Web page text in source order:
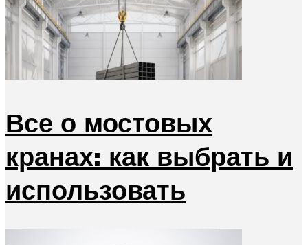
Все о мостовых
кранах: как выбрать и
использовать